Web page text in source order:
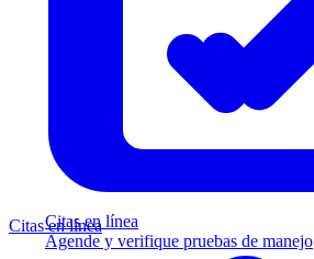
Citas en línea
Agende y verifique pruebas de manejo
Citas en línea